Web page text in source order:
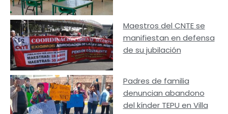
Maestros del CNTE se
manifiestan en defensa
de su jubilación
Padres de familia
denuncian abandono
del kínder TEPU en Villa